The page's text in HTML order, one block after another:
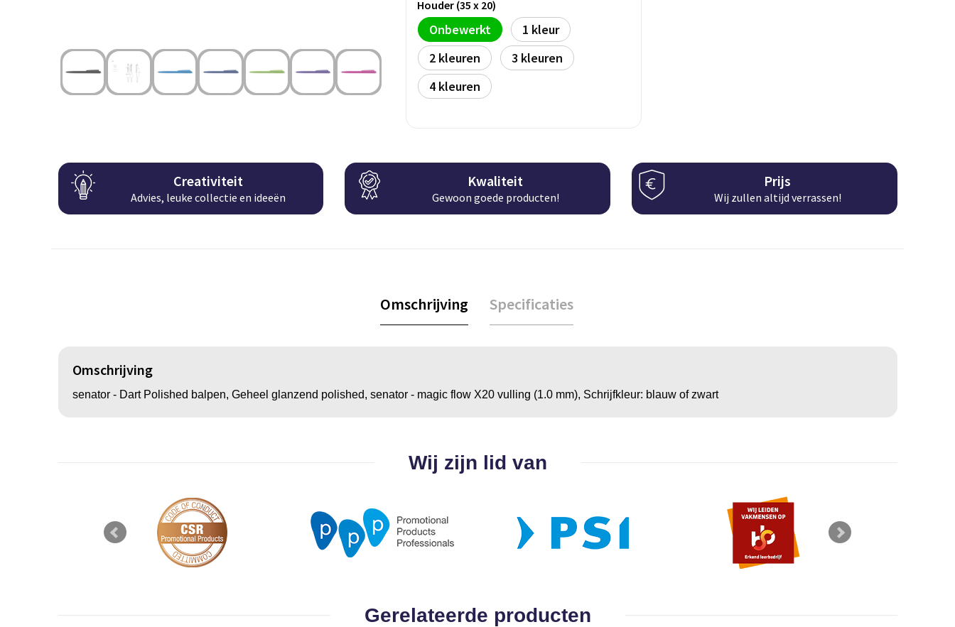
Houder (35 x 20)
Onbewerkt
1
2
3
4
Creativiteit
Advies, leuke collectie en ideeën
Kwaliteit
Gewoon goede producten!
Prijs
Wij zullen altijd verrassen!
Omschrijving Specificaties
Omschrijving
senator - Dart Polished balpen, Geheel glanzend polished, senator - magic flow X20 vulling (1.0 mm), Schrijfkleur: blauw of zwart
Wij zijn lid van
Gerelateerde producten